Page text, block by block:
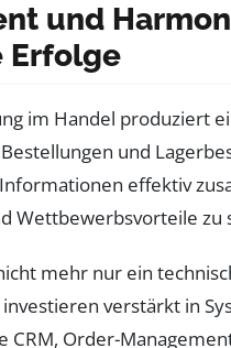
und
Erfolge
im Handel produziert
und
effektiv
Wettbewerbsvorteile zu
mehr nur ein
verstärkt in
CRM, Order-